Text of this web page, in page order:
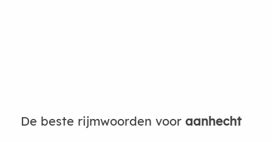
De beste rijmwoorden voor aanhecht